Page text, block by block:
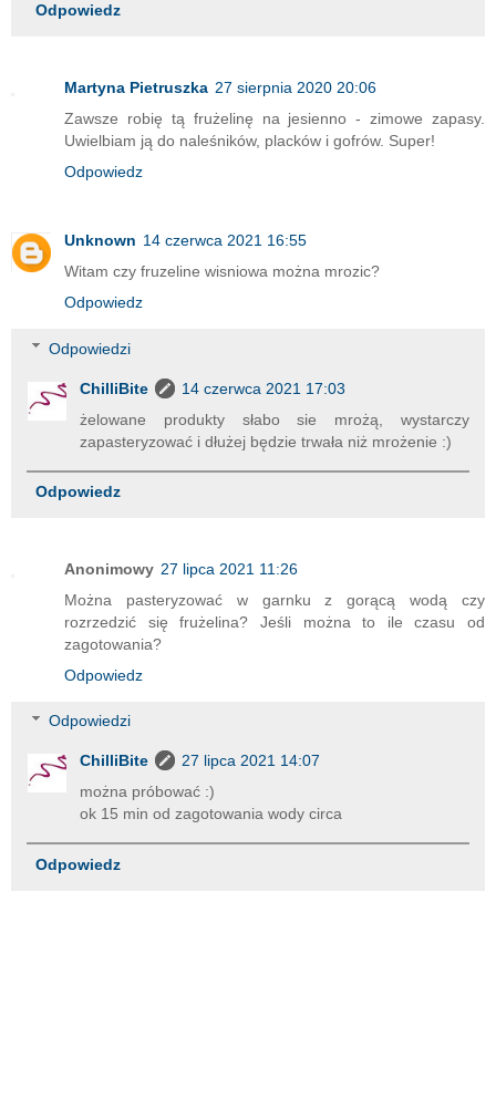
Odpowiedz
Martyna Pietruszka 27 sierpnia 2020 20:06
Zawsze robię tą frużelinę na jesienno - zimowe zapasy.
Uwielbiam ją do naleśników, placków i gofrów. Super!
Odpowiedz
Unknown 14 czerwca 2021 16:55
Witam czy fruzeline wisniowa można mrozic?
Odpowiedz
Odpowiedzi
ChilliBite
14 czerwca 2021 17:03
żelowane produkty słabo sie mrożą, wystarczy
zapasteryzować i dłużej będzie trwała niż mrożenie :)
Odpowiedz
Anonimowy 27 lipca 2021 11:26
Można pasteryzować w garnku z gorącą wodą czy
rozrzedzić się frużelina? Jeśli można to ile czasu od
zagotowania?
Odpowiedz
Odpowiedzi
ChilliBite
27 lipca 2021 14:07
można próbować :)
ok 15 min od zagotowania wody circa
Odpowiedz